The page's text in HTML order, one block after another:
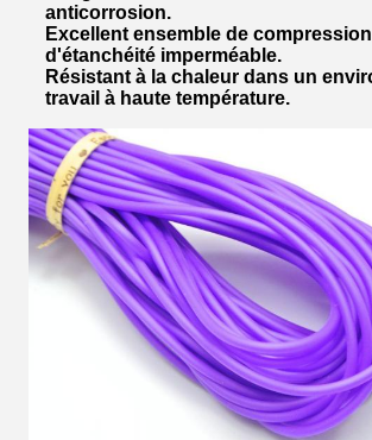
anticorrosion.
Excellent ensemble de
d'étanchéité imperméable.
Résistant à la chaleur dans un
travail à haute température.